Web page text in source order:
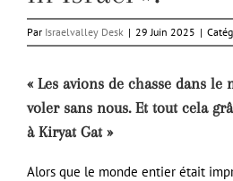
Par Israelvalley Desk | 29 Juin 2025 |
« Les avions de chasse dans le
voler sans nous. Et tout cela
à Kiryat Gat »
Alors que le monde entier était